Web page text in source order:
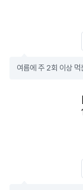
여름에 주 2회 이상